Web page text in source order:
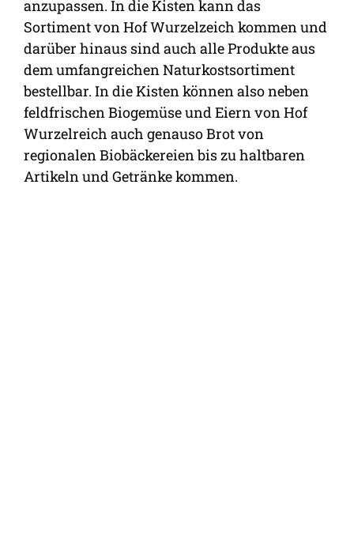
anzupassen. In die Kisten kann das
Sortiment von Hof Wurzelzeich kommen und
darüber hinaus sind auch alle Produkte aus
dem umfangreichen Naturkostsortiment
bestellbar. In die Kisten können also neben
feldfrischen Biogemüse und Eiern von Hof
Wurzelreich auch genauso Brot von
regionalen Biobäckereien bis zu haltbaren
Artikeln und Getränke kommen.